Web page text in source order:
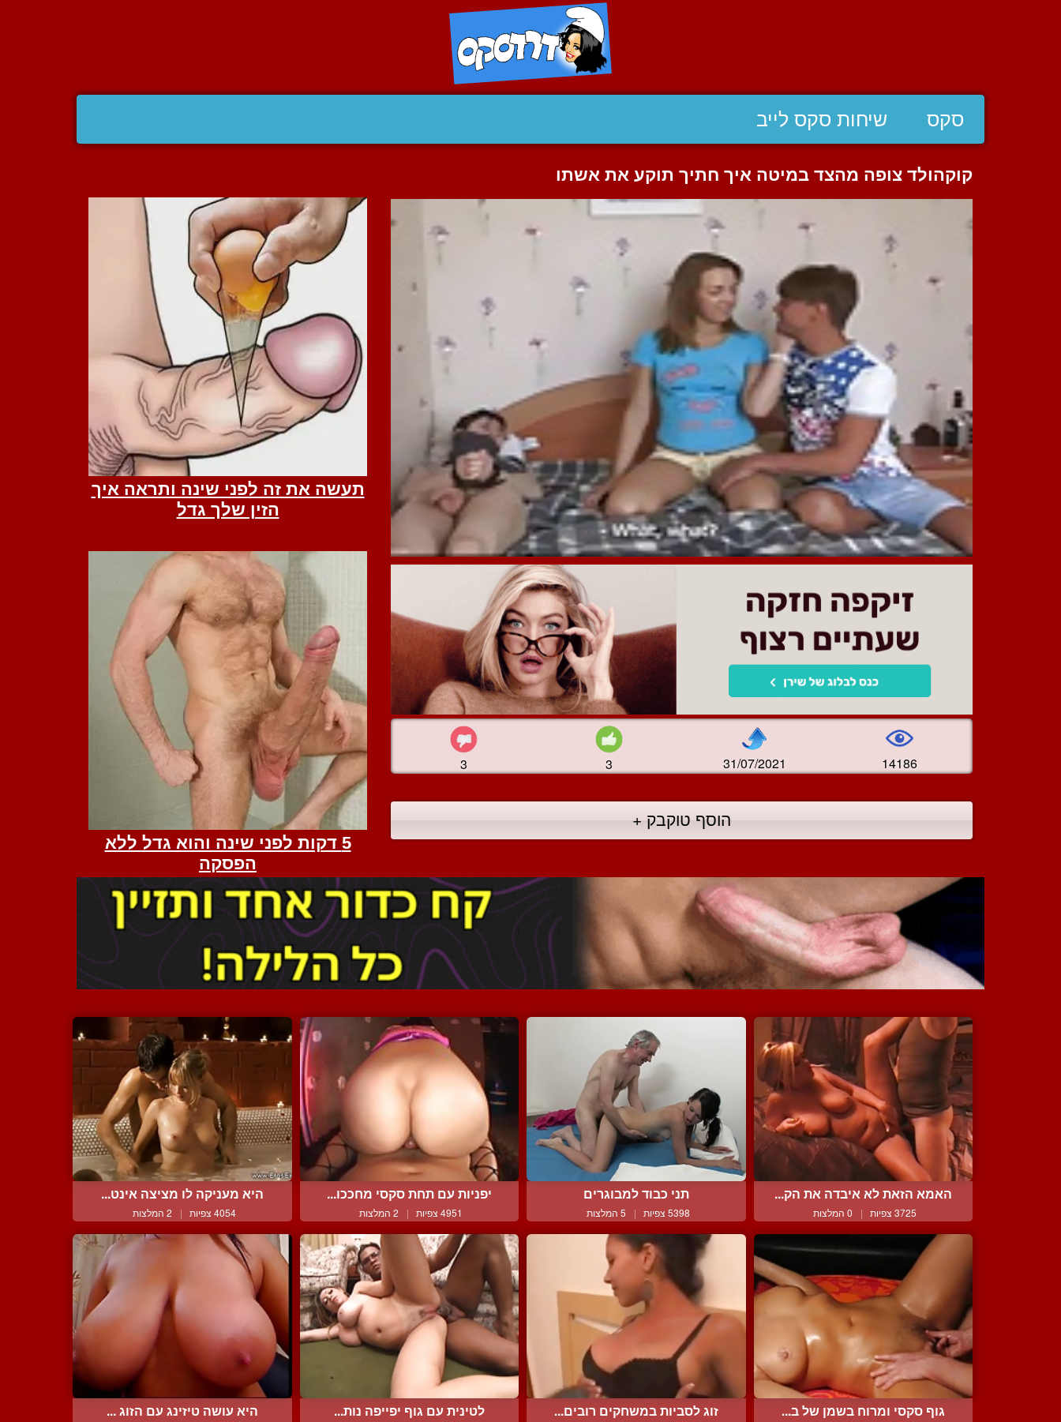
סקס שיחות סקס לייב
קוקהולד צופה מהצד במיטה איך חתיך תוקע את אשתו
3 3 31/07/2021 14186
הוסף טוקבק +
האמא הזאת לא איבדה את הק...
3725 צפיות | 0 המלצות
תני כבוד למבוגרים
5398 צפיות | 5 המלצות
יפניות עם תחת סקסי מחככו...
4951 צפיות | 2 המלצות
היא מעניקה לו מציצה אינט...
4054 צפיות | 2 המלצות
גוף סקסי ומרוח בשמן של ב... זוג לסביות במשחקים רובים... לטינית עם גוף יפייפה נות... היא עושה טיזינג עם הזוג ...